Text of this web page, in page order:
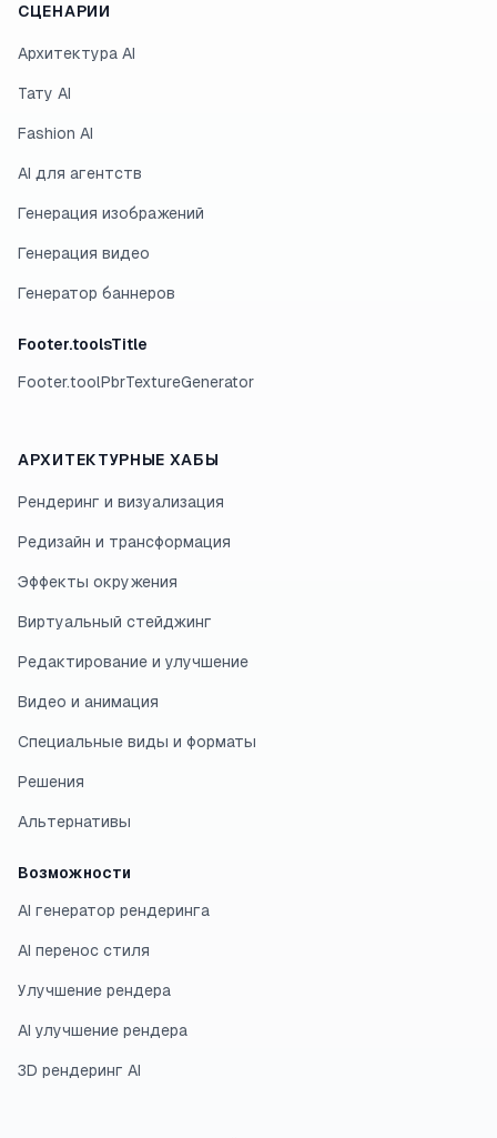
СЦЕНАРИИ
Архитектура AI
Тату AI
Fashion AI
AI для агентств
Генерация изображений
Генерация видео
Генератор баннеров
Footer.toolsTitle
Footer.toolPbrTextureGenerator
АРХИТЕКТУРНЫЕ ХАБЫ
Рендеринг и визуализация
Редизайн и трансформация
Эффекты окружения
Виртуальный стейджинг
Редактирование и улучшение
Видео и анимация
Специальные виды и форматы
Решения
Альтернативы
Возможности
AI генератор рендеринга
AI перенос стиля
Улучшение рендера
AI улучшение рендера
3D рендеринг AI